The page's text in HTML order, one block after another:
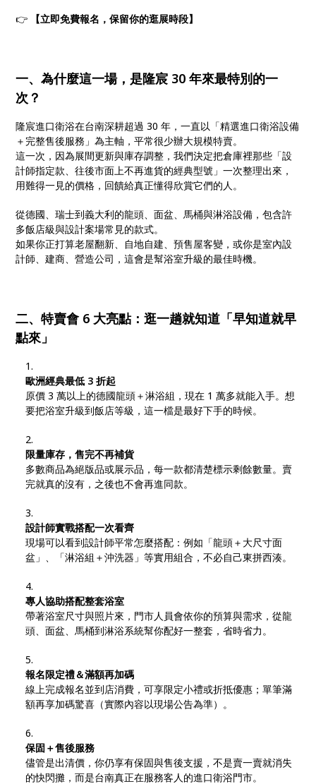
👉 【立即免費報名，保留你的逛展時段】
一、為什麼這一場，是隆宸 30 年來最特別的一
次？
隆宸進口衛浴在台南深耕超過 30 年，一直以「精選進口衛浴設備
＋完整售後服務」為主軸，平常很少辦大規模特賣。
這一次，因為展間更新與庫存調整，我們決定把倉庫裡那些「設
計師指定款、往後市面上不再進貨的經典型號」一次整理出來，
用難得一見的價格，回饋給真正懂得欣賞它們的人。
從德國、瑞士到義大利的龍頭、面盆、馬桶與淋浴設備，包含許
多飯店級與設計案場常見的款式。
如果你正打算老屋翻新、自地自建、預售屋客變，或你是室內設
計師、建商、營造公司，這會是幫浴室升級的最佳時機。
二、特賣會 6 大亮點：逛一趟就知道「早知道就早
點來」
歐洲經典最低 3 折起
原價 3 萬以上的德國龍頭＋淋浴組，現在 1 萬多就能入手。想
要把浴室升級到飯店等級，這一檔是最好下手的時候。
限量庫存，售完不再補貨
多數商品為絕版品或展示品，每一款都清楚標示剩餘數量。賣
完就真的沒有，之後也不會再進同款。
設計師實戰搭配一次看齊
現場可以看到設計師平常怎麼搭配：例如「龍頭＋大尺寸面
盆」、「淋浴組＋沖洗器」等實用組合，不必自己東拼西湊。
專人協助搭配整套浴室
帶著浴室尺寸與照片來，門市人員會依你的預算與需求，從龍
頭、面盆、馬桶到淋浴系統幫你配好一整套，省時省力。
報名限定禮＆滿額再加碼
線上完成報名並到店消費，可享限定小禮或折抵優惠；單筆滿
額再享加碼驚喜（實際內容以現場公告為準）。
保固＋售後服務
儘管是出清價，你仍享有保固與售後支援，不是賣一賣就消失
的快閃攤，而是台南真正在服務客人的進口衛浴門市。